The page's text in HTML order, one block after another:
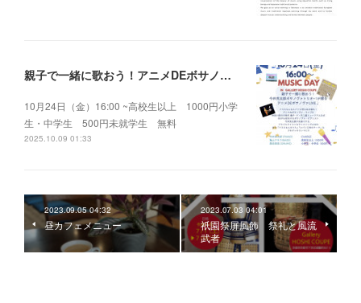
親子で一緒に歌おう！アニメDEボサノバLIVE！
10月24日（金）16:00 ~高校生以上 1000円小学
生・中学生 500円未就学生 無料
2025.10.09 01:33
2023.09.05 04:32
昼カフェメニュー
2023.07.03 04:01
祇園祭屏風飾 祭礼と風流
武者